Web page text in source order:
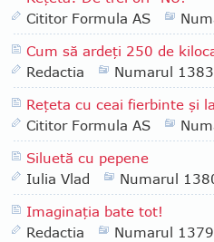
Cititor Formula AS
Cum să ardeţi 250 de
Redactia
Numarul 1383
Reţeta cu ceai fierbinte şi
Cititor Formula AS
Siluetă cu pepene
Iulia Vlad
Numarul
Imaginaţia bate tot!
Redactia
Numarul 1379